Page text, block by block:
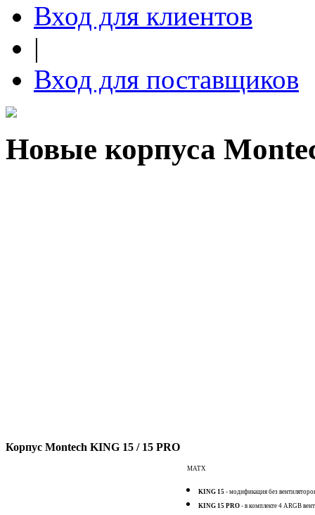
Вход для клиентов
|
Вход для поставщиков
Новые корпуса
Корпус Montech KING 15 / 15 PRO
MATX
KING 15 - модификация без
KING 15 PRO - в комплекте 4 ARGB